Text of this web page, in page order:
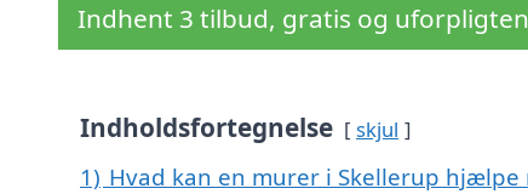
Indhent 3 tilbud, gratis og
Indholdsfortegnelse skjul
1) Hvad kan en murer i Skellerup hjælpe